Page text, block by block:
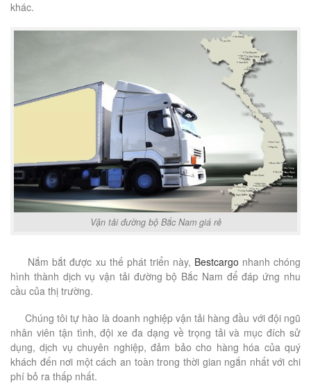
khác.
Vận tải đường bộ Bắc Nam giá rẻ
Nắm bắt được xu thế phát triển này, Bestcargo nhanh chóng
hình thành dịch vụ vận tải đường bộ Bắc Nam để đáp ứng nhu
cầu của thị trường.
Chúng tôi tự hào là doanh nghiệp vận tải hàng đầu với đội ngũ
nhân viên tận tình, đội xe đa dạng về trọng tải và mục đích sử
dụng, dịch vụ chuyên nghiệp, đảm bảo cho hàng hóa của quý
khách đến nơi một cách an toàn trong thời gian ngắn nhất với chi
phí bỏ ra thấp nhất.